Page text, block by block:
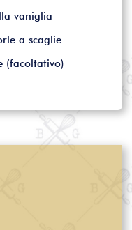
vaniglia
a scaglie
(facoltativo)